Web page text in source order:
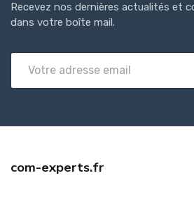
Recevez nos dernières actualités et
dans votre boîte mail.
com-experts.fr